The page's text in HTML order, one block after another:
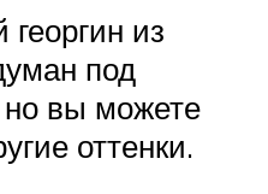
из
под
вы можете
оттенки.